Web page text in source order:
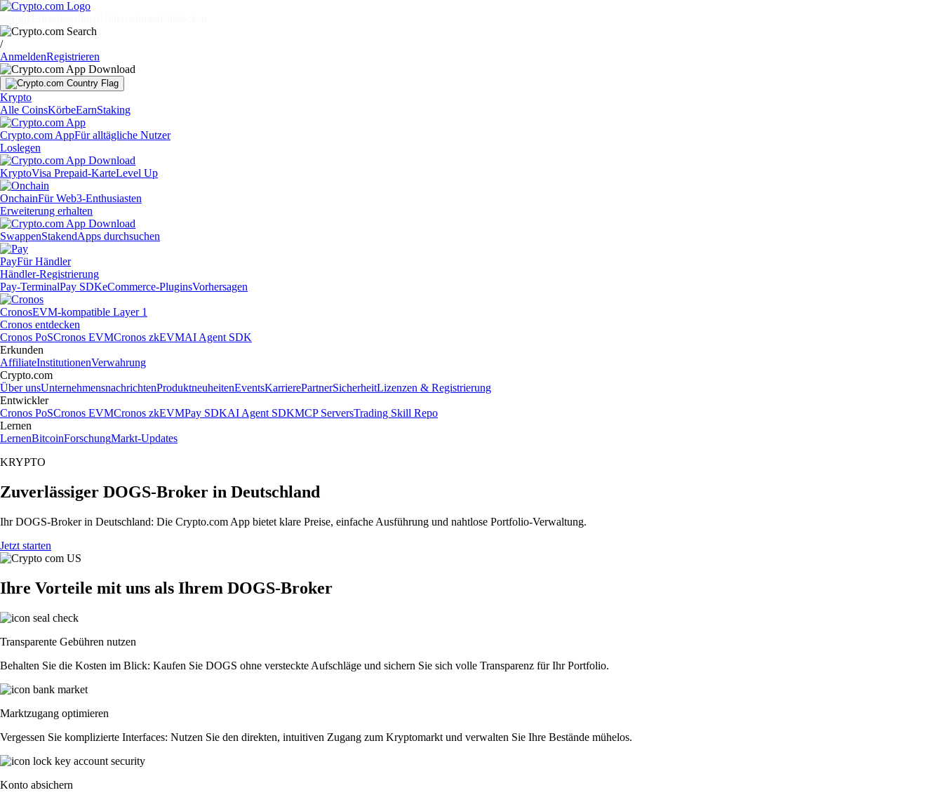
/
AnmeldenRegistrieren
Krypto
Alle CoinsKörbeEarnStaking
Crypto.com AppFür alltägliche Nutzer
Loslegen
KryptoVisa Prepaid-KarteLevel Up
OnchainFür Web3-Enthusiasten
Erweiterung erhalten
SwappenStakendApps durchsuchen
PayFür Händler
Händler-Registrierung
Pay-TerminalPay SDKeCommerce-PluginsVorhersagen
CronosEVM-kompatible Layer 1
Cronos entdecken
Cronos PoSCronos EVMCronos zkEVMAI Agent SDK
Erkunden
AffiliateInstitutionenVerwahrung
Crypto.com
Über unsUnternehmensnachrichtenProduktneuheitenEventsKarrierePartnerSicherheitLizenzen & Registrierung
Entwickler
Cronos PoSCronos EVMCronos zkEVMPay SDKAI Agent SDKMCP ServersTrading Skill Repo
Lernen
LernenBitcoinForschungMarkt-Updates
KRYPTO
Zuverlässiger DOGS-Broker in Deutschland
Ihr DOGS-Broker in Deutschland: Die Crypto.com App bietet klare Preise, einfache Ausführung und nahtlose Portfolio-Verwaltung.
Jetzt starten
Ihre Vorteile mit uns als Ihrem DOGS-Broker
Transparente Gebühren nutzen
Behalten Sie die Kosten im Blick: Kaufen Sie DOGS ohne versteckte Aufschläge und sichern Sie sich volle Transparenz für Ihr Portfolio.
Marktzugang optimieren
Vergessen Sie komplizierte Interfaces: Nutzen Sie den direkten, intuitiven Zugang zum Kryptomarkt und verwalten Sie Ihre Bestände mühelos.
Konto absichern